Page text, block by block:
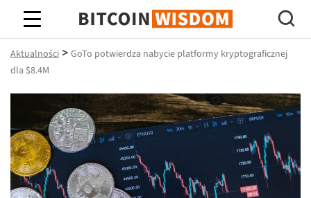
Mądrość Bitcoina
Aktualności > GoTo potwierdza nabycie platformy kryptograficznej
dla $8.4M